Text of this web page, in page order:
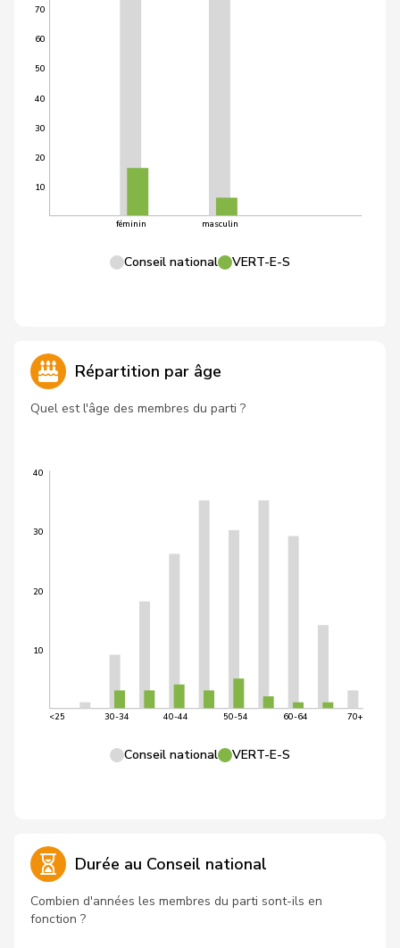
10
20
30
40
50
60
70
féminin masculin
Conseil national VERT-E-S
Répartition par âge
Quel est l'âge des membres du parti ?
10
20
30
40
<25 30-34 40-44 50-54 60-64 70+
Conseil national VERT-E-S
Durée au Conseil national
Combien d'années les membres du parti sont-ils en
fonction ?